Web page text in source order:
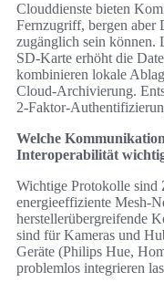
Clouddienste bieten
Fernzugriff, bergen aber
zugänglich sein können.
SD‑Karte erhöht die
kombinieren lokale
Cloud‑Archivierung.
Welche
Interoperabilität
Wichtige Protokolle sind
energieeffiziente
herstellerübergreifende
sind für Kameras und
Geräte (Philips Hue,
problemlos integrieren